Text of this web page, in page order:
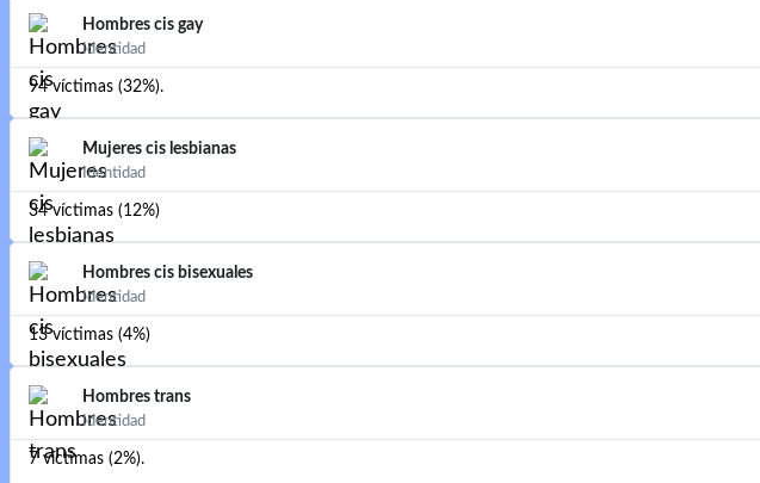
Hombres cis gay
Identidad
94 víctimas (32%).
Mujeres cis lesbianas
Identidad
34 víctimas (12%)
Hombres cis bisexuales
Identidad
13 víctimas (4%)
Hombres trans
Identidad
7 víctimas (2%).